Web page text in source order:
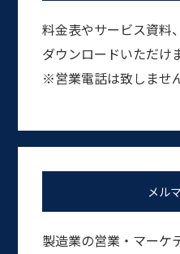
料金表やサービス資料
ダウンロードいただけ
※営業電話は致しませ
メル
製造業の営業・マーケ